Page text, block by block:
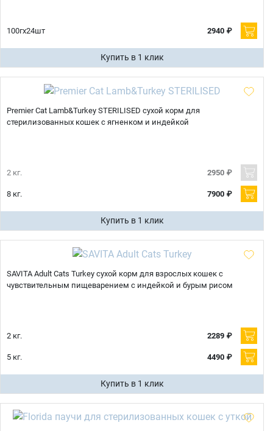
100гх24шт 2940 ₽
Купить в 1 клик
Premier Cat Lamb&Turkey STERILISED сухой корм для
стерилизованных кошек с ягненком и индейкой
2 кг. 2950 ₽
8 кг. 7900 ₽
Купить в 1 клик
SAVITA Adult Cats Turkey сухой корм для взрослых кошек с
чувствительным пищеварением с индейкой и бурым рисом
2 кг. 2289 ₽
5 кг. 4490 ₽
Купить в 1 клик